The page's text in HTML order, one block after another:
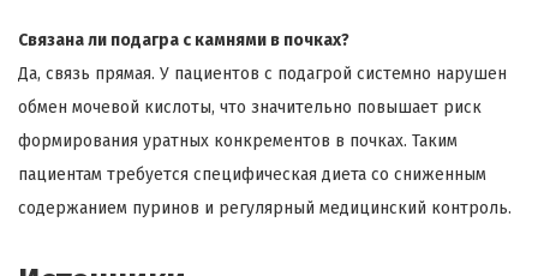
Связана ли подагра с камнями в почках?
Да, связь прямая. У пациентов с подагрой системно нарушен
обмен мочевой кислоты, что значительно повышает риск
формирования уратных конкрементов в почках. Таким
пациентам требуется специфическая диета со сниженным
содержанием пуринов и регулярный медицинский контроль.